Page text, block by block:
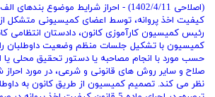
کیفیت اخذ پروانه، توسط اعضای کمیسیونی متشکل
رئیس کمیسیون کارآموزی کانون، دادستان انتظامی
کمیسیون با تشکیل جلسات منظم وضعیت داوطلبان
حسب مورد با انجام مصاحبه یا دستور تحقیق محلی یا
صلاح و سایر روش های قانونی و شرعی، در مورد احراز
نظر می کند. تصمیم کمیسیون از طریق کانون به